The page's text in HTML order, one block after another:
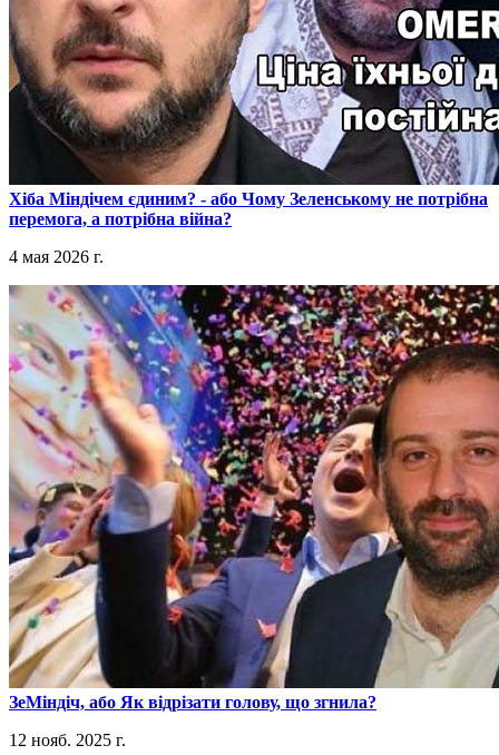
​Хіба Міндічем єдиним? - або Чому Зеленському не потрібна
перемога, а потрібна війна?
4 мая 2026 г.
​ЗеМіндіч, або Як відрізати голову, що згнила?
12 нояб. 2025 г.